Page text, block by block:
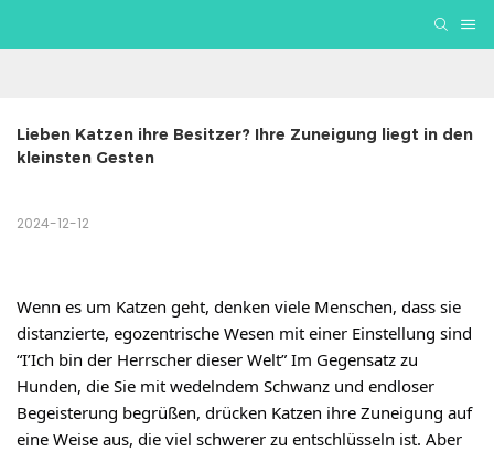
Lieben Katzen ihre Besitzer? Ihre Zuneigung liegt in den
kleinsten Gesten
2024-12-12
Wenn es um Katzen geht, denken viele Menschen, dass sie
distanzierte, egozentrische Wesen mit einer Einstellung sind
“I’Ich bin der Herrscher dieser Welt” Im Gegensatz zu
Hunden, die Sie mit wedelndem Schwanz und endloser
Begeisterung begrüßen, drücken Katzen ihre Zuneigung auf
eine Weise aus, die viel schwerer zu entschlüsseln ist. Aber